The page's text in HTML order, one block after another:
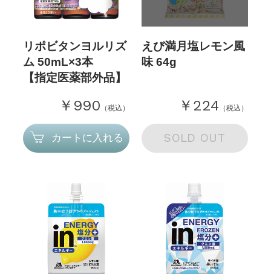
リポビタンヨルリズ
ム 50mL×3本
【指定医薬部外品】
￥990 （税込）
カートに入れる
えび満月塩レモン風
味 64g
￥224 （税込）
SOLD OUT